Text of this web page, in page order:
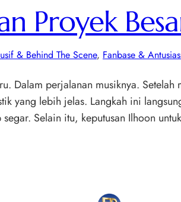
Proyek
& Behind The Scene, Fanbase &
Dalam perjalanan musiknya.
yang lebih jelas. Langkah ini
Selain itu, keputusan Ilhoon